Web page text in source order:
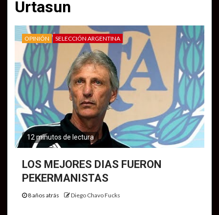
Urtasun
OPINIÓN SELECCIÓN ARGENTINA
12 minutos de lectura
LOS MEJORES DIAS FUERON
PEKERMANISTAS
8 años atrás Diego Chavo Fucks